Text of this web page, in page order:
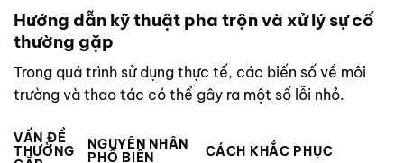
Hướng dẫn kỹ thuật pha trộn và xử lý sự cố
thường gặp
Trong quá trình sử dụng thực tế, các biến số về môi
trường và thao tác có thể gây ra một số lỗi nhỏ.
VẤN ĐỀ
THƯỜNG
NGUYÊN NHÂN
PHỔ BIẾN
CÁCH KHẮC PHỤC